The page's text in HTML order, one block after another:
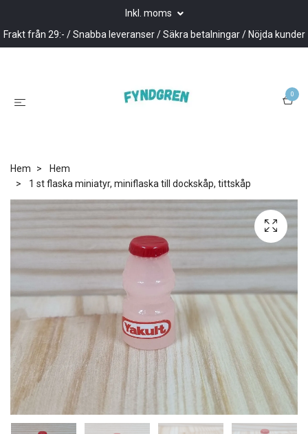
Inkl. moms
Frakt från 29:- / Snabba leveranser / Säkra betalningar / Nöjda kunder
0
Hem
Hem
1 st flaska miniatyr, miniflaska till dockskåp, tittskåp